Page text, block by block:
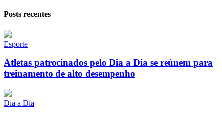
Posts recentes
Esporte
Atletas patrocinados pelo Dia a Dia se reúnem para
treinamento de alto desempenho
Dia a Dia